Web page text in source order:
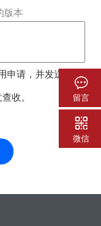
版本
申请，并发送下载
收。 留言
微信